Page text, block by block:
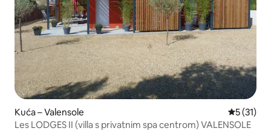
Kuća – Valensole Prosječna
5 (31)
Les LODGES II (villa s privatnim spa centrom) VALENSOLE